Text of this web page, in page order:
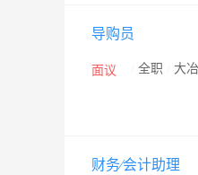
导购员
面议 全职 大冶
财务∕会计助理